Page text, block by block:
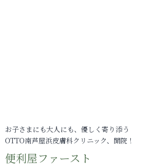
お子さまにも大人にも、優しく寄り添う
OTTO南芦屋浜皮膚科クリニック、開院！
便利屋ファースト